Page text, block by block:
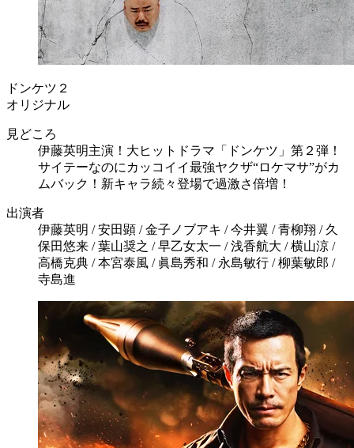
ドンケツ２
オリジナル
見どころ
伊藤英明主演！大ヒットドラマ「ドンケツ」第２弾！
サイテーなのにカッコイイ最強ヤクザ“ロケマサ”がカ
ムバック！新キャラ続々登場で過激さ倍増！
出演者
伊藤英明 / 安田顕 / 金子ノブアキ / 今井翼 / 青柳翔 / 久
保田悠来 / 葉山奨之 / 早乙女太一 / 浅香航大 / 横山涼 /
高橋克典 / 本宮泰風 / 眞島秀和 / 永島敏行 / 柳葉敏郎 /
寺島進